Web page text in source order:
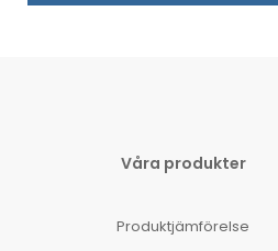
Våra produkter
Produktjämförelse